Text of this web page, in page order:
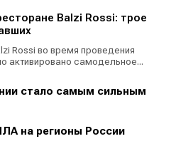
Balzi Rossi: трое
Rossi во время проведения
активировано самодельное...
стало самым сильным
на регионы России